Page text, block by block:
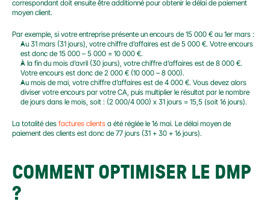
correspondant doit ensuite être additionné pour obtenir le délai de paiement
moyen client.
Par exemple, si votre entreprise présente un encours de 15 000 € au 1er mars :
Au 31 mars (31 jours), votre chiffre d’affaires est de 5 000 €. Votre encours
est donc de 15 000 – 5 000 = 10 000 €.
À la fin du mois d’avril (30 jours), votre chiffre d’affaires est de 8 000 €.
Votre encours est donc de 2 000 € (10 000 – 8 000).
Au mois de mai, votre chiffre d’affaires est de 4 000 €. Vous devez alors
diviser votre encours par votre CA, puis multiplier le résultat par le nombre
de jours dans le mois, soit : (2 000/4 000) x 31 jours = 15,5 (soit 16 jours).
La totalité des factures clients a été réglée le 16 mai. Le délai moyen de
paiement des clients est donc de 77 jours (31 + 30 + 16 jours).
COMMENT OPTIMISER LE DMP
?